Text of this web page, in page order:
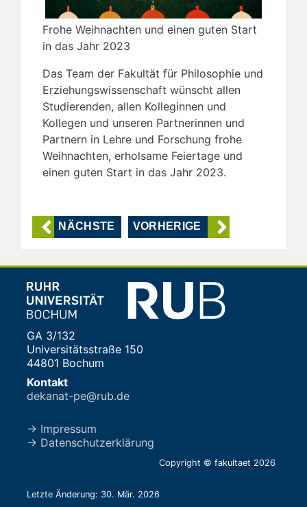
Frohe Weihnachten und einen guten Start
in das Jahr 2023
Das Team der Fakultät für Philosophie und
Erziehungswissenschaft wünscht allen
Studierenden, allen Kolleginnen und
Kollegen und unseren Partnerinnen und
Partnern in Lehre und Forschung frohe
Weihnachten, erholsame Feiertage und
einen guten Start in das Jahr 2023.
NÄCHSTE VORHERIGE
GA 3/132
Universitätsstraße 150
44801 Bochum
Kontakt
dekanat-pe@rub.de
→ Impressum
→ Datenschutzerklärung
Copyright © fakultaet 2026
Letzte Änderung: 30. Mär. 2026